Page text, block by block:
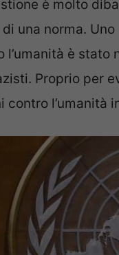
è molto
una norma.
l’umanità è
Proprio per
contro l’umanità